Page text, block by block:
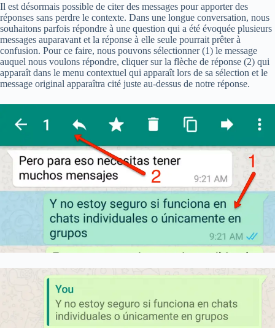
Il est désormais possible de citer des messages pour apporter des
réponses sans perdre le contexte. Dans une longue conversation, nous
souhaitons parfois répondre à une question qui a été évoquée plusieurs
messages auparavant et la réponse à elle seule pourrait prêter à
confusion. Pour ce faire, nous pouvons sélectionner (1) le message
auquel nous voulons répondre, cliquer sur la flèche de réponse (2) qui
apparaît dans le menu contextuel qui apparaît lors de sa sélection et le
message original apparaîtra cité juste au-dessus de notre réponse.